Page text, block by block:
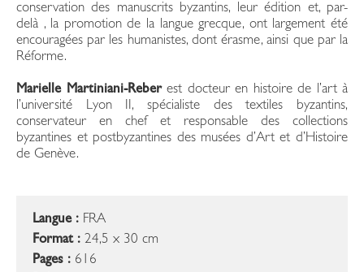
conservation des manuscrits byzantins, leur édition et, par-
delà , la promotion de la langue grecque, ont largement été
encouragées par les humanistes, dont érasme, ainsi que par la
Réforme.
Marielle Martiniani-Reberest docteur en histoire de l’art à
l’université Lyon II, spécialiste des textiles byzantins,
conservateur en chef et responsable des collections
byzantines et postbyzantines des musées d’Art et d’Histoire
de Genève.
Langue : FRA
Format : 24,5 x 30 cm
Pages : 616